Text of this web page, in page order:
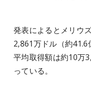
発表によるとメリウ
2,861万ドル（約
平均取得額は約10万
っている。